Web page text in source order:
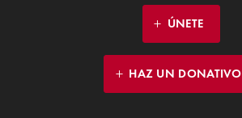
ÚNETE
HAZ UN DONATIVO